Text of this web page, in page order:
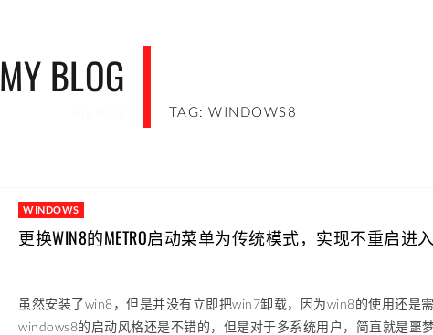
MY BLOG
TAG: WINDOWS8
WINDOWS
更换WIN8的METRO启动菜单为传统模式，实现不重启进入
虽然安装了win8，但是并没有立即把win7卸载，因为win8的使用还是
windows8的启动风格还是不错的，但是对于多系统用户，简直就是